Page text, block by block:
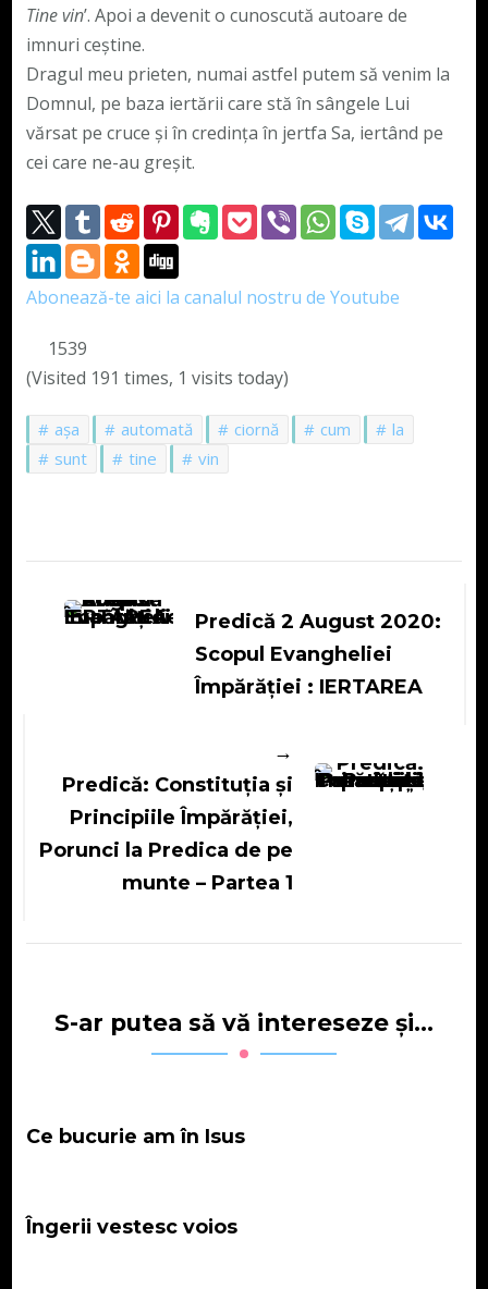
Tine vin’. Apoi a devenit o cunoscută autoare de
imnuri ceștine.
Dragul meu prieten, numai astfel putem să venim la
Domnul, pe baza iertării care stă în sângele Lui
vărsat pe cruce şi în credinţa în jertfa Sa, iertând pe
cei care ne-au greșit.
Abonează-te aici la canalul nostru de Youtube
1539
(Visited 191 times, 1 visits today)
așa automată ciornă cum
la
sunt
tine vin
Predică 2 August 2020:
Scopul Evangheliei
Împărăției : IERTAREA
Predică: Constituția și
Principiile Împărăției,
Porunci la Predica de pe
munte – Partea 1
S-ar putea să vă intereseze și...
Ce bucurie am în Isus
Îngerii vestesc voios